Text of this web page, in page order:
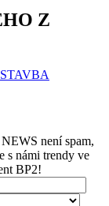
Z
není spam,
s námi trendy ve
BP2!